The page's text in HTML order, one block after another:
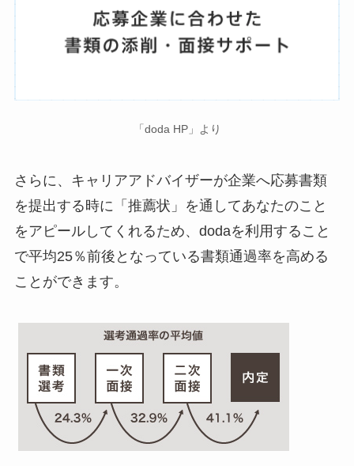
「doda HP」より
さらに、キャリアアドバイザーが企業へ応募書類
を提出する時に「推薦状」を通してあなたのこと
をアピールしてくれるため、dodaを利用すること
で平均25％前後となっている書類通過率を高める
ことができます。